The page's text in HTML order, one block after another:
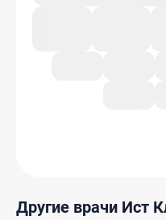
Другие врачи Ист